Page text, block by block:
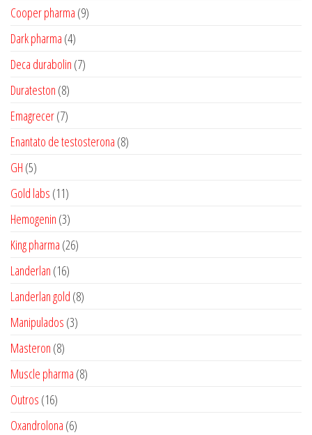
Cooper pharma 99
Dark pharma 44
produtos
Deca durabolin 77
Durateston 88
produtos
Emagrecer 77
produtos
Enantato de testosterona 88
GH 55
produtos
Gold labs 1111
produtos
Hemogenin 33
produtos
King pharma 2626
Landerlan 1616
produtos
Landerlan gold 88
Manipulados 33
Masteron 88
produtos
Muscle pharma 88
Outros 1616
produtos
Oxandrolona 66